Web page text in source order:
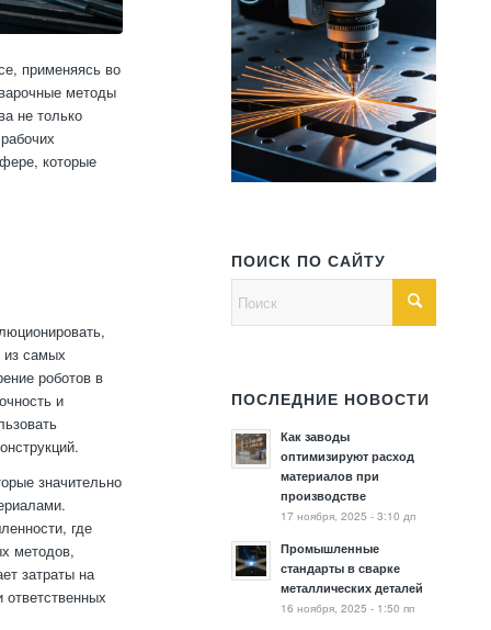
применяясь во
методы
не только
которые
самых
роботов в
и
значительно
где
методов,
затраты на
ПОИСК ПО САЙТУ
ПОСЛЕДНИЕ НОВОСТИ
Как заводы
оптимизируют расход
материалов при
производстве
17 ноября, 2025 - 3:10 дп
Промышленные
стандарты в сварке
металлических деталей
16 ноября, 2025 - 1:50 пп